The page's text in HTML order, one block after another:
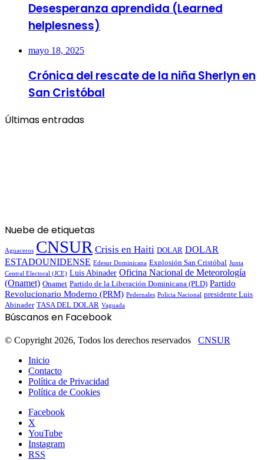
Desesperanza aprendida (Learned
helplesness)
mayo 18, 2025
Crónica del rescate de la niña Sherlyn en
San Cristóbal
Últimas entradas
Nuebe de etiquetas
Aguaceros CNSUR Crisis en Haiti DOLAR DOLAR
ESTADOUNIDENSE Edesur Dominicana Explosión San Cristóbal Junta
Central Electoral (JCE) Luis Abinader Oficina Nacional de Meteorología
(Onamet) Onamet Partido de la Liberación Dominicana (PLD) Partido
Revolucionario Moderno (PRM) Pedernales Policia Nacional presidente Luis
Abinader TASA DEL DOLAR Vaguada
Búscanos en Facebook
© Copyright 2026, Todos los derechos reservados CNSUR
Inicio
Contacto
Política de Privacidad
Política de Cookies
Facebook
X
YouTube
Instagram
RSS